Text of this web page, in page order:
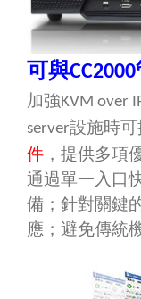
可與CC2000
加強KVM over
server設施時可
件 ，提供多項
通過單一入口
備；針對關鍵
應；避免傳統